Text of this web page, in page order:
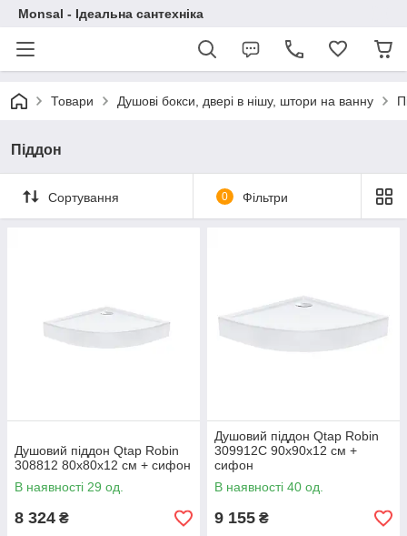
Monsal - Ідеальна сантехніка
Товари Душові бокси, двері в нішу, штори на ванну
Піддон
Сортування 0 Фільтри
Душовий піддон Qtap Robin
308812 80x80x12 см + сифон
В наявності 29 од.
8 324 ₴
Душовий піддон Qtap Robin
309912C 90x90x12 см +
сифон
В наявності 40 од.
9 155 ₴